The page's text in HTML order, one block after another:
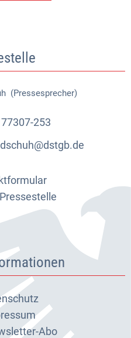
(Pressesprecher)
Alexander Handschuh
253
Abo